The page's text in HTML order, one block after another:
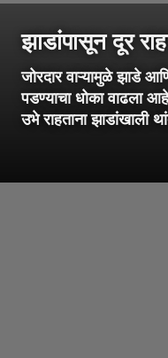
झाडांपासून दूर
जोरदार वाऱ्यामुळे झाडे
पडण्याचा धोका वाढला
उभे राहताना झाडांखाली